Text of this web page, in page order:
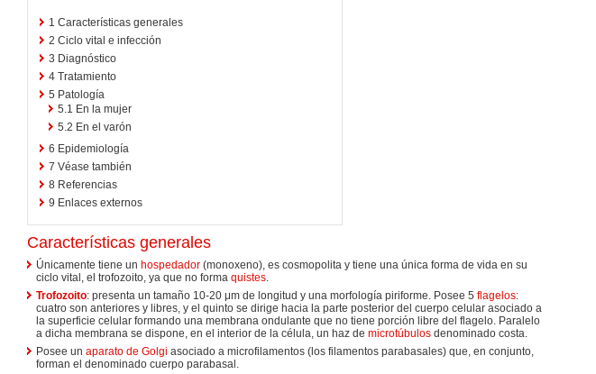
1 Características generales
2 Ciclo vital e infección
3 Diagnóstico
4 Tratamiento
5 Patología
5.1 En la mujer
5.2 En el varón
6 Epidemiología
7 Véase también
8 Referencias
9 Enlaces externos
Características generales
Únicamente tiene un hospedador (monoxeno), es cosmopolita y tiene una única forma de vida en su
ciclo vital, el trofozoito, ya que no forma quistes.
Trofozoito: presenta un tamaño 10-20 μm de longitud y una morfología piriforme. Posee 5 flagelos:
cuatro son anteriores y libres, y el quinto se dirige hacia la parte posterior del cuerpo celular asociado a
la superficie celular formando una membrana ondulante que no tiene porción libre del flagelo. Paralelo
a dicha membrana se dispone, en el interior de la célula, un haz de microtúbulos denominado costa.
Posee un aparato de Golgi asociado a microfilamentos (los filamentos parabasales) que, en conjunto,
forman el denominado cuerpo parabasal.